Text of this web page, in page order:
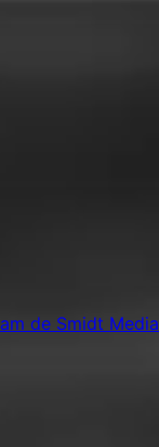
de Smidt Media